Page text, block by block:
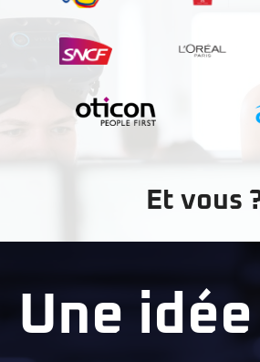
Et vous
Une idée